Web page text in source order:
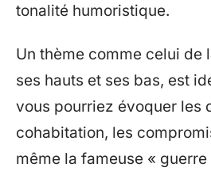
tonalité humoristique.
Un thème comme celui de
ses hauts et ses bas, est
vous pourriez évoquer les
cohabitation, les
même la fameuse « guerre